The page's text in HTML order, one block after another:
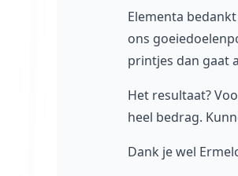
Elementa
ons
printjes dan gaat
Het resultaat?
heel bedrag.
Dank je wel